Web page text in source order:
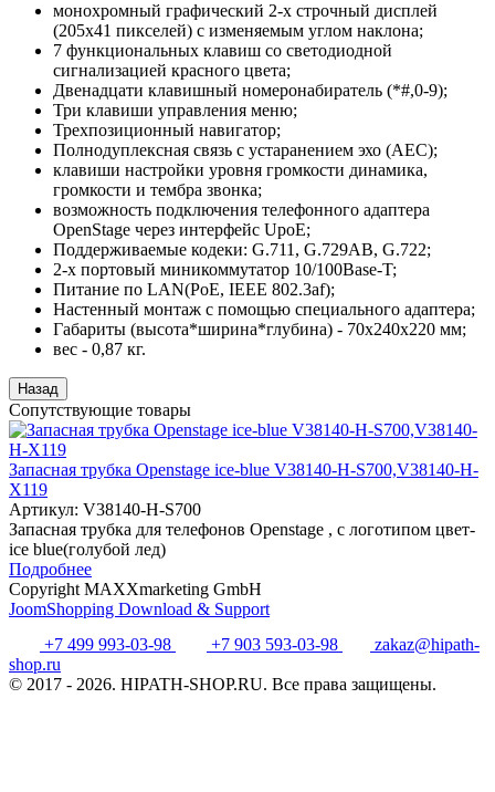
монохромный графический 2-х строчный дисплей
(205x41 пикселей) c изменяемым углом наклона;
7 функциональных клавиш со светодиодной
сигнализацией красного цвета;
Двенадцати клавишный номеронабиратель (*#,0-9);
Три клавиши управления меню;
Трехпозиционный навигатор;
Полнодуплексная связь с устаранением эхо (AEC);
клавиши настройки уровня громкости динамика,
громкости и тембра звонка;
возможность подключения телефонного адаптера
OpenStage через интерфейс UpoE;
Поддерживаемые кодеки: G.711, G.729AB, G.722;
2-х портовый миникоммутатор 10/100Base-T;
Питание по LAN(PoE, IEEE 802.3af);
Настенный монтаж с помощью специального адаптера;
Габариты (высота*ширина*глубина) - 70x240x220 мм;
вес - 0,87 кг.
Сопутствующие товары
Запасная трубка Openstage ice-blue V38140-H-S700,V38140-H-
X119
Артикул: V38140-H-S700
Запасная трубка для телефонов Openstage , c логотипом цвет-
ice blue(голубой лед)
Подробнее
Copyright MAXXmarketing GmbH
JoomShopping Download & Support
+7 499 993-03-98
+7 903 593-03-98
zakaz@hipath-
shop.ru
© 2017 - 2026. HIPATH-SHOP.RU. Все права защищены.